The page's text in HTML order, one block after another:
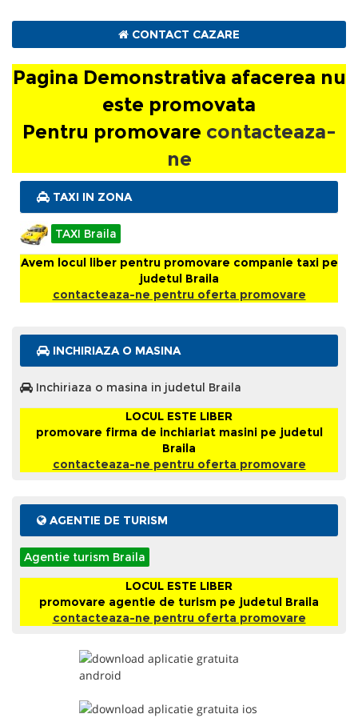
promovata
Pentru promovarecontacteaza-ne
CONTACT CAZARE
Pagina Demonstrativa afacerea nu
este promovata
Pentru promovare contacteaza-
ne
TAXI IN ZONA
TAXI Braila
Avem locul liber pentru promovare companie taxi pe
judetul Braila
contacteaza-ne pentru oferta promovare
INCHIRIAZA O MASINA
Inchiriaza o masina in judetul Braila
LOCUL ESTE LIBER
promovare firma de inchiariat masini pe judetul
Braila
contacteaza-ne pentru oferta promovare
AGENTIE DE TURISM
Agentie turism Braila
LOCUL ESTE LIBER
promovare agentie de turism pe judetul Braila
contacteaza-ne pentru oferta promovare